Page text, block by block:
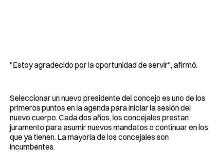
"Estoy agradecido por la oportunidad de servir", afirmó.
Seleccionar un nuevo presidente del concejo es uno de los
primeros puntos en la agenda para iniciar la sesión del
nuevo cuerpo. Cada dos años, los concejales prestan
juramento para asumir nuevos mandatos o continuar en los
que ya tienen. La mayoría de los concejales son
incumbentes.